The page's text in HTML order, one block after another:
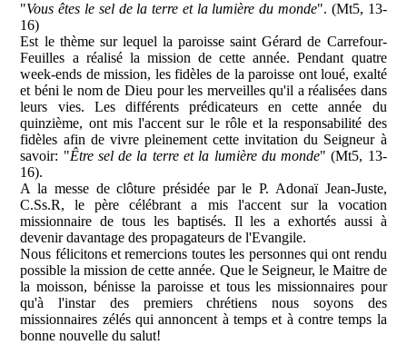
"Vous êtes le sel de la terre et la lumière du monde". (Mt5, 13-
16)
Est le thème sur lequel la paroisse saint Gérard de Carrefour-
Feuilles a réalisé la mission de cette année. Pendant quatre
week-ends de mission, les fidèles de la paroisse ont loué, exalté
et béni le nom de Dieu pour les merveilles qu'il a réalisées dans
leurs vies. Les différents prédicateurs en cette année du
quinzième, ont mis l'accent sur le rôle et la responsabilité des
fidèles afin de vivre pleinement cette invitation du Seigneur à
savoir: "Être sel de la terre et la lumière du monde" (Mt5, 13-
16).
A la messe de clôture présidée par le P. Adonaï Jean-Juste,
C.Ss.R, le père célébrant a mis l'accent sur la vocation
missionnaire de tous les baptisés. Il les a exhortés aussi à
devenir davantage des propagateurs de l'Evangile.
Nous félicitons et remercions toutes les personnes qui ont rendu
possible la mission de cette année. Que le Seigneur, le Maitre de
la moisson, bénisse la paroisse et tous les missionnaires pour
qu'à l'instar des premiers chrétiens nous soyons des
missionnaires zélés qui annoncent à temps et à contre temps la
bonne nouvelle du salut!